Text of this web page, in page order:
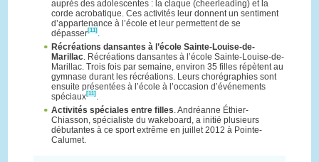
auprès des adolescentes : la claque (cheerleading) et la
corde acrobatique. Ces activités leur donnent un sentiment
d’appartenance à l’école et leur permettent de se
dépasser[11] .
Récréations dansantes à l’école Sainte-Louise-de-
Marillac. Récréations dansantes à l’école Sainte-Louise-de-
Marillac. Trois fois par semaine, environ 35 filles répètent au
gymnase durant les récréations. Leurs chorégraphies sont
ensuite présentées à l’école à l’occasion d’événements
spéciaux[11] .
Activités spéciales entre filles. Andréanne Éthier-
Chiasson, spécialiste du wakeboard, a initié plusieurs
débutantes à ce sport extrême en juillet 2012 à Pointe-
Calumet.